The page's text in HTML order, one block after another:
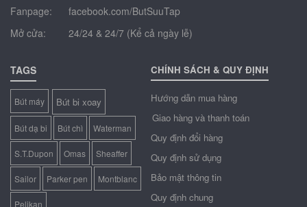
Fanpage:
facebook.com/ButSuuTap
Mở cửa:
24/24 & 24/7 (Kể cả ngày lễ)
TAGS
Bút máy Bút bi xoay
Bút dạ bi Bút chì Waterman
S.T.Dupon Omas Sheaffer
Sailor Parker pen Montblanc
Pelikan
CHÍNH SÁCH & QUY ĐỊNH
Hướng dẫn mua hàng
Giao hàng và thanh toán
Quy định đổi hàng
Quy định sử dụng
Bảo mật thông tin
Quy định chung